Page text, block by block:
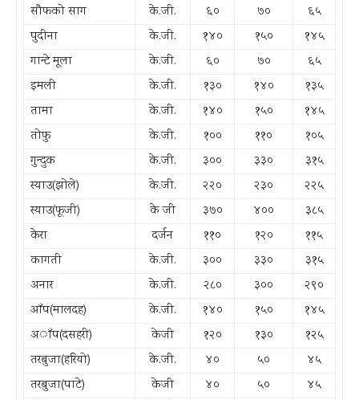
सौफको साग के.जी. ६० ७०
६५
पुदीना
के.जी. १४० १५०
१४५
गान्टे मूला
के.जी. ६० ७०
६५
इमली
के.जी. १३० १४०
१३५
तामा
के.जी. १४० १५०
१४५
तोफु
के.जी. १०० ११०
१०५
गुन्दुक
के.जी. ३०० ३३०
३१५
स्याउ(झोले)
के.जी. २२० २३०
२२५
स्याउ(फूजी)
के जी ३७० ४००
३८५
केरा
दर्जन ११० १२०
११५
कागती
के.जी. ३०० ३३०
३१५
अनार
के.जी. २८० ३००
२९०
आँप(मालदह)
के.जी. १४० १५०
१४५
अाँप(दसहरी)
केजी १२० १३०
१२५
तरबुजा(हरियो)
के.जी. ४० ५०
४५
तरबुजा(पाटे)
केजी ४० ५०
४५